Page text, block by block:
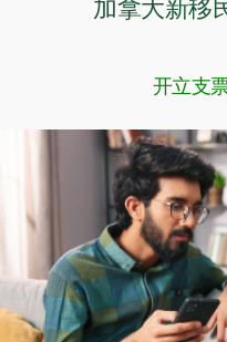
产品，以实现您的财务目
加拿大新移
开立支